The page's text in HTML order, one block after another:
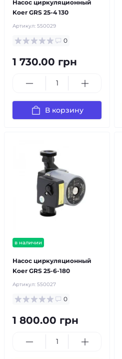
Насос циркуляционный
Koer GRS 25-4 130
Артикул: 550029
0
1 730.00 грн
В корзину
в наличии
Насос циркуляционный
Koer GRS 25-6-180
Артикул: 550027
0
1 800.00 грн